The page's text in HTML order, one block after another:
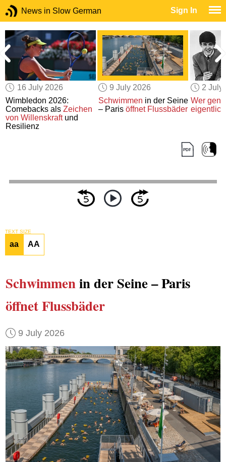
News in Slow German Sign In
16 July 2026
Wimbledon 2026:
Comebacks alsZeichen
von Willenskraftund
Resilienz
9 July 2026
Schwimmen in der Seine
– Paris öffnet Flussbäder
2 July
Wer
eigentlich
TEXT SIZE
aa AA
Schwimmenin der Seine – Paris
öffnet Flussbäder
9 July 2026